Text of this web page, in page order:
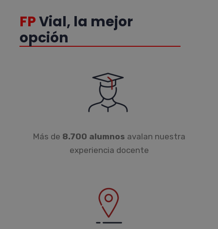
FPVial, la mejor
opción
Más de 8.700 alumnos avalan nuestra
experiencia docente